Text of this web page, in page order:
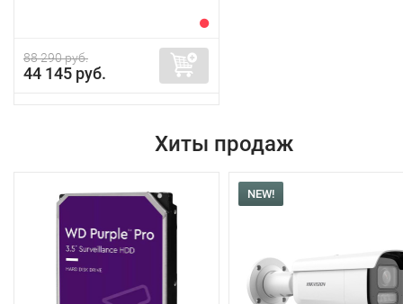
88 290 руб.
44 145 руб.
Хиты продаж
NEW!